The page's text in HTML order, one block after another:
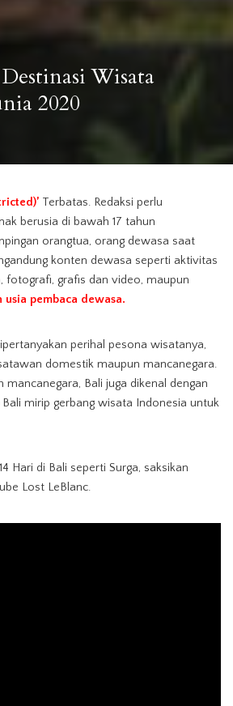
Wisata
2020
Terbatas. Redaksi perlu
berusia di bawah 17 tahun
orangtua, orang dewasa saat
konten dewasa seperti aktivitas
fotografi, grafis dan video, maupun
usia pembaca dewasa.
perihal pesona wisatanya,
domestik maupun mancanegara.
Bali juga dikenal dengan
mirip gerbang wisata Indonesia untuk
Hari di Bali seperti Surga, saksikan
Lost LeBlanc.